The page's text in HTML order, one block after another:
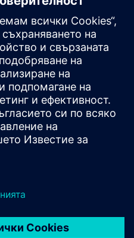
за
8
софтуер за
и високо
за доставки на
и пълна